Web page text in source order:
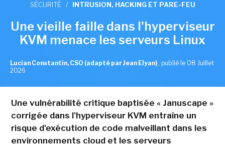
SÉCURITÉ / INTRUSION, HACKING ET PARE-FEU
Une vieille faille dans l'hyperviseur
KVM menace les serveurs Linux
Lucian Constantin, CSO (adapté par Jean Elyan) , publié le 08 Juillet
2026
Une vulnérabilité critique baptisée « Januscape »
corrigée dans l'hyperviseur KVM entraîne un
risque d'exécution de code malveillant dans les
environnements cloud et les serveurs